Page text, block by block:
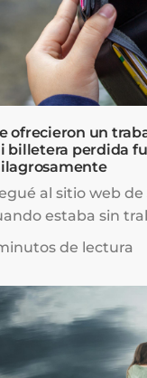
Para
listo para
mi vida a Él
ofrecieron un
billetera perdida
al sitio web
estaba sin
de
un
de lectura